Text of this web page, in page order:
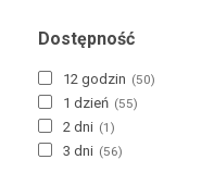
srebrny(1
szary(39 )
zielony(6)
żółty(1
Dostępność
12 godzin (50)
1 dzień (55)
2 dni (1 )
3 dni (56)